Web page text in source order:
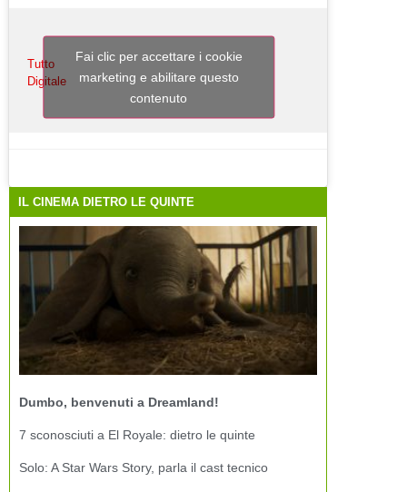
Tutto
Digitale
Fai clic per accettare i cookie
marketing e abilitare questo
contenuto
IL CINEMA DIETRO LE QUINTE
Dumbo, benvenuti a Dreamland!
7 sconosciuti a El Royale: dietro le quinte
Solo: A Star Wars Story, parla il cast tecnico